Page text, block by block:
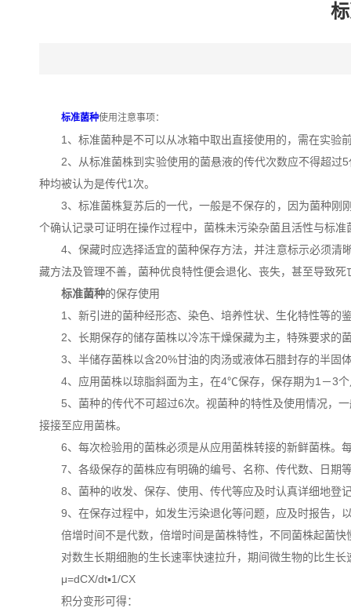
标准菌种使用注意事项：
1、标准菌种是不可以从冰箱中取出直接使用的，需在实验
2、从标准菌株到实验使用的菌悬液的传代次数应不得超过5
种均被认为是传代1次。
3、标准菌株复苏后的一代，一般是不保存的，因为菌种刚
个确认记录可证明在操作过程中，菌株未污染杂菌且活性与标准
4、保藏时应选择适宜的菌种保存方法，并注意标示必须清
藏方法及管理不善，菌种优良特性便会退化、丧失，甚至导致
标准菌种的保存使用
1、新引进的菌种经形态、染色、培养性状、生化特性等的
2、长期保存的储存菌株以冷冻干燥保藏为主，特殊要求的
3、半储存菌株以含20%甘油的肉汤或液体石腊封存的半固
4、应用菌株以琼脂斜面为主，在4℃保存，保存期为1－3个
5、菌种的传代不可超过6次。视菌种的特性及使用情况，一
接接至应用菌株。
6、每次检验用的菌株必须是从应用菌株转接的新鲜菌株。
7、各级保存的菌株应有明确的编号、名称、传代数、日期
8、菌种的收发、保存、使用、传代等应及时认真详细地登
9、在保存过程中，如发生污染退化等问题，应及时报告，
倍增时间不是代数，倍增时间是菌株特性，不同菌株起菌快
对数生长期细胞的生长速率快速拉升，期间微生物的比生长
μ=dCX/dt▪1/CX
积分变形可得：